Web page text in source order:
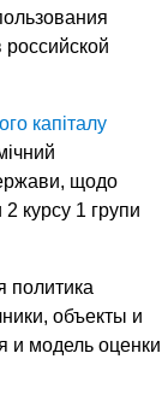
капіталу
щодо
курсу 1 групи
политика
объекты и
и модель оценки